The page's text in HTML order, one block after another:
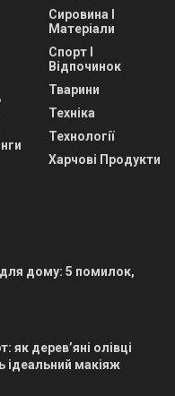
Сировина І
Матеріали
Спорт І
Відпочинок
Тварини
Техніка
Технології
Харчові Продукти
для дому: 5 помилок,
як дерев’яні олівці
ідеальний макіяж